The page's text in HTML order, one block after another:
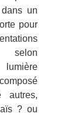
dans un
pour
selon
autres,
? ou